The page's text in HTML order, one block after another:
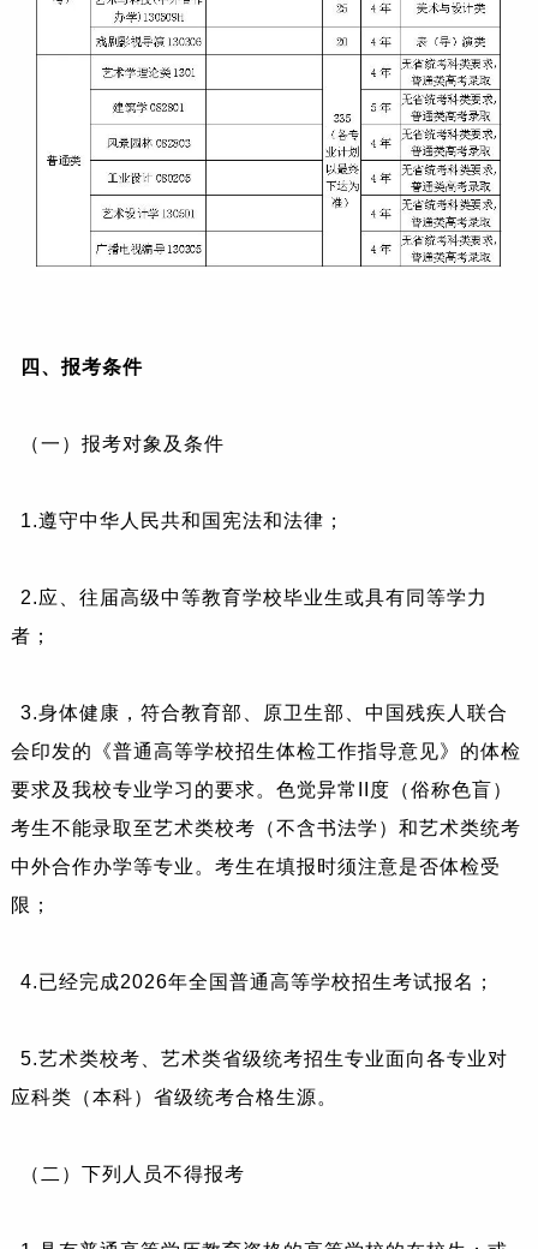
四、报考条件
（一）报考对象及条件
1.遵守中华人民共和国宪法和法律；
2.应、往届高级中等教育学校毕业生或具有同等学力
者；
3.身体健康，符合教育部、原卫生部、中国残疾人联合
会印发的《普通高等学校招生体检工作指导意见》的体检
要求及我校专业学习的要求。色觉异常II度（俗称色盲）
考生不能录取至艺术类校考（不含书法学）和艺术类统考
中外合作办学等专业。考生在填报时须注意是否体检受
限；
4.已经完成2026年全国普通高等学校招生考试报名；
5.艺术类校考、艺术类省级统考招生专业面向各专业对
应科类（本科）省级统考合格生源。
（二）下列人员不得报考